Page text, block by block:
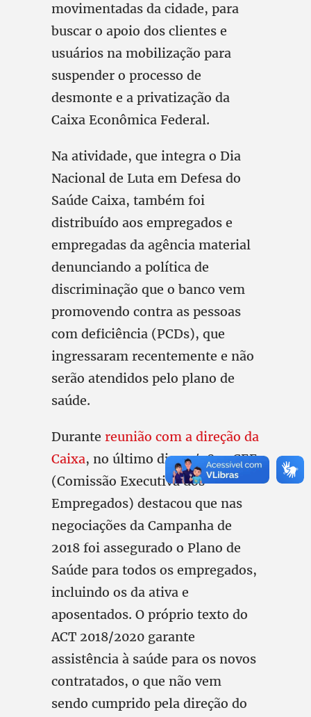
movimentadas da cidade, para
buscar o apoio dos clientes e
usuários na mobilização para
suspender o processo de
desmonte e a privatização da
Caixa Econômica Federal.
Na atividade, que integra o Dia
Nacional de Luta em Defesa do
Saúde Caixa, também foi
distribuído aos empregados e
empregadas da agência material
denunciando a política de
discriminação que o banco vem
promovendo contra as pessoas
com deficiência (PCDs), que
ingressaram recentemente e não
serão atendidos pelo plano de
saúde.
Durante reunião com a direção da
Caixa, no último dia 27/08, a CEE
(Comissão Executiva dos
Empregados) destacou que nas
negociações da Campanha de
2018 foi assegurado o Plano de
Saúde para todos os empregados,
incluindo os da ativa e
aposentados. O próprio texto do
ACT 2018/2020 garante
assistência à saúde para os novos
contratados, o que não vem
sendo cumprido pela direção do